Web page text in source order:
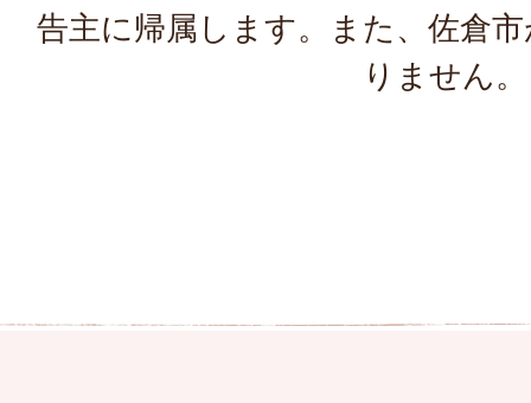
告主に帰属します。また、佐倉
りません。